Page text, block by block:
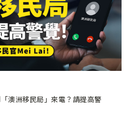
澳洲移民局」來電？請提高警